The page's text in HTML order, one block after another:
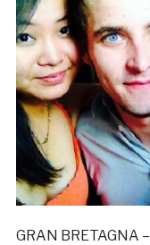
GRAN BRETAGNA –